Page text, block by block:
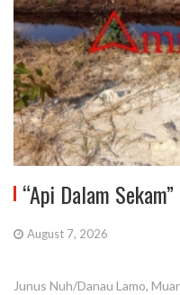
“Api Dalam
August 7, 2026
Junus Nuh/Danau Lamo,